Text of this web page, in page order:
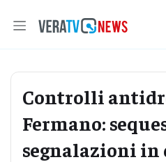
Controlli
Fermano:
segnalazioni in